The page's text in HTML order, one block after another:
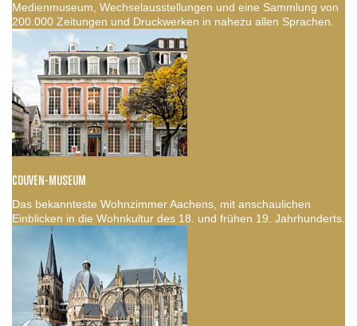
Medienmuseum, Wechselausstellungen und eine Sammlung von
200.000 Zeitungen und Druckwerken in nahezu allen Sprachen.
COUVEN-MUSEUM
Das bekannteste Wohnzimmer Aachens, mit anschaulichen
Einblicken in die Wohnkultur des 18. und frühen 19. Jahrhunderts.